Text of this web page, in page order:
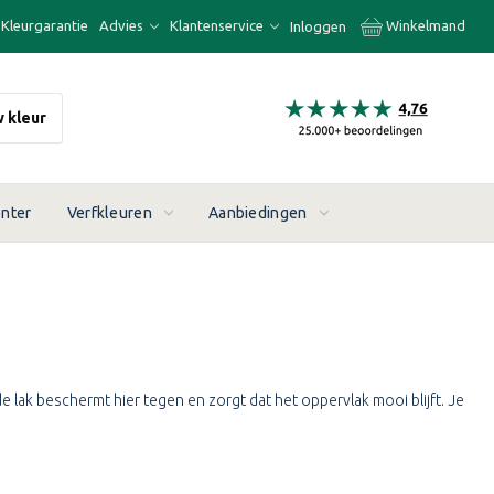
Kleurgarantie Advies Klantenservice Inloggen Winkelmand
kleur
Verfkleuren Aanbiedingen
beschermt hier tegen en zorgt dat het oppervlak mooi blijft. Je